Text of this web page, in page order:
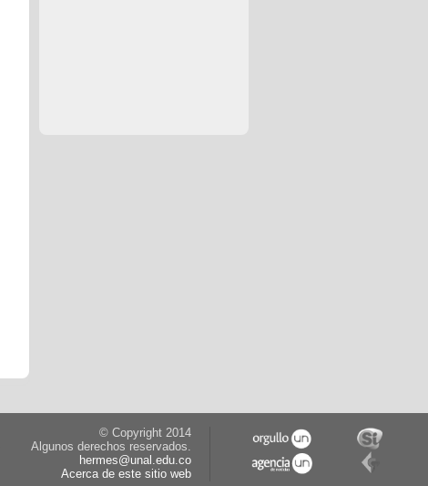
© Copyright 2014
Algunos derechos reservados.
hermes@unal.edu.co
Acerca de este sitio web